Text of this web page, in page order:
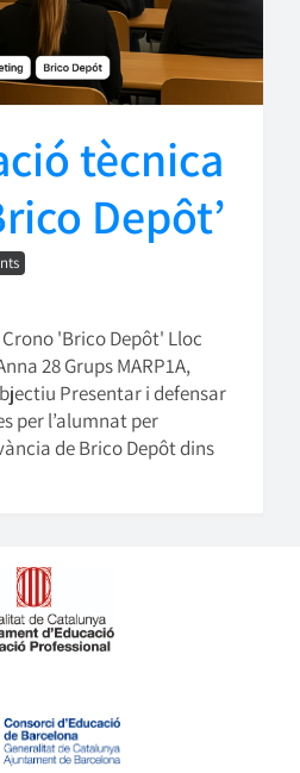
tècnica
Depôt’
'Brico Depôt' Lloc
28 Grups MARP1A,
Presentar i defensar
per l’alumnat per
de Brico Depôt dins